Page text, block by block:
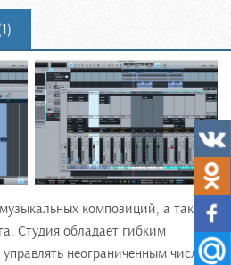
композиций, а также
Студия обладает гибким
неограниченным числом